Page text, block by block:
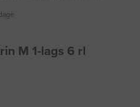
M 1-lags 6 rl